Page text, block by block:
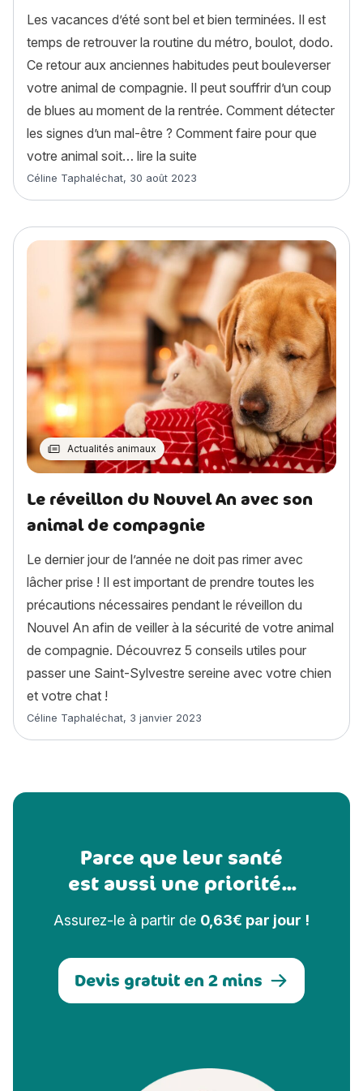
Les vacances d’été sont bel et bien terminées. Il est
temps de retrouver la routine du métro, boulot, dodo.
Ce retour aux anciennes habitudes peut bouleverser
votre animal de compagnie. Il peut souffrir d’un coup
de blues au moment de la rentrée. Comment détecter
les signes d’un mal-être ? Comment faire pour que
votre animal soit… lire la suite
Article rédigé par
Céline Taphaléchat, 30 août 2023
Actualités animaux
Le réveillon du Nouvel An avec son
animal de compagnie
Le dernier jour de l’année ne doit pas rimer avec
lâcher prise ! Il est important de prendre toutes les
précautions nécessaires pendant le réveillon du
Nouvel An afin de veiller à la sécurité de votre animal
de compagnie. Découvrez 5 conseils utiles pour
passer une Saint-Sylvestre sereine avec votre chien
et votre chat !
Article rédigé par
Céline Taphaléchat, 3 janvier 2023
Parce que leur santé
est aussi une priorité...
Assurez-le à partir de 0,63€ par jour !
Devis gratuit en 2 mins